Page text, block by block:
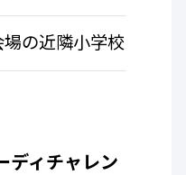
場の近隣小学校（2年
ディチャレン